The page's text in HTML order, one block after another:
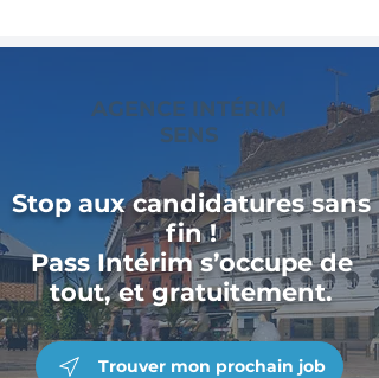
AGENCE INTÉRIM
SENS
Stop aux candidatures sans
fin !
Pass Intérim s’occupe de
tout, et gratuitement.
Trouver mon prochain job